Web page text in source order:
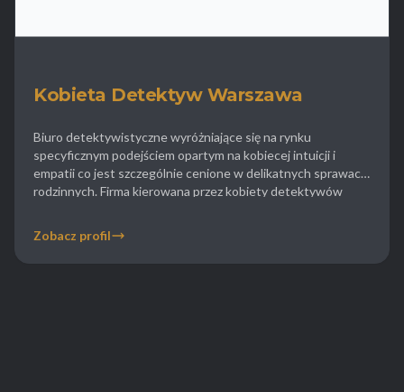
Kobieta Detektyw Warszawa
Biuro detektywistyczne wyróżniające się na rynku
specyficznym podejściem opartym na kobiecej intuicji i
empatii co jest szczególnie cenione w delikatnych sprawach
rodzinnych. Firma kierowana przez kobiety detektywów
powodzenia obserwacji. Oferują pomoc w sprawach
rozwodowych ustalaniu ojcostwa oraz weryfikacji
Zobacz profil